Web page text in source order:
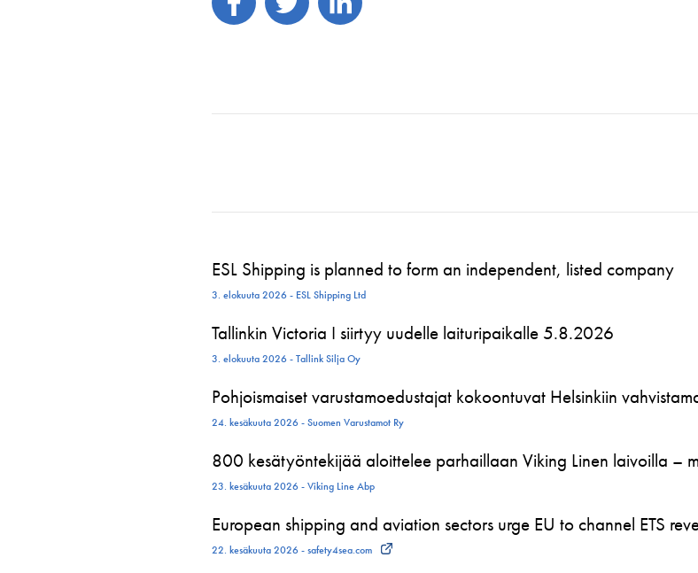
ESL Shipping is planned to form an independent, listed company
3. elokuuta 2026 - ESL Shipping Ltd
Tallinkin Victoria I siirtyy uudelle laituripaikalle 5.8.2026
3. elokuuta 2026 - Tallink Silja Oy
Pohjoismaiset varustamoedustajat kokoontuvat Helsinkiin
24. kesäkuuta 2026 - Suomen Varustamot Ry
800 kesätyöntekijää aloittelee parhaillaan Viking Linen laivoilla –
23. kesäkuuta 2026 - Viking Line Abp
European shipping and aviation sectors urge EU to channel ETS
22. kesäkuuta 2026 - safety4sea.com